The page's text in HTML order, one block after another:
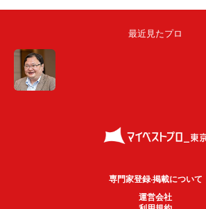
最近見たプロ
専門家登録·掲載について
運営会社